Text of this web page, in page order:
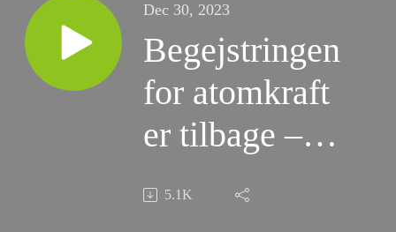
Dec 30, 2023
Begejstringen
for atomkraft
er tilbage –
her er dens
5.1K